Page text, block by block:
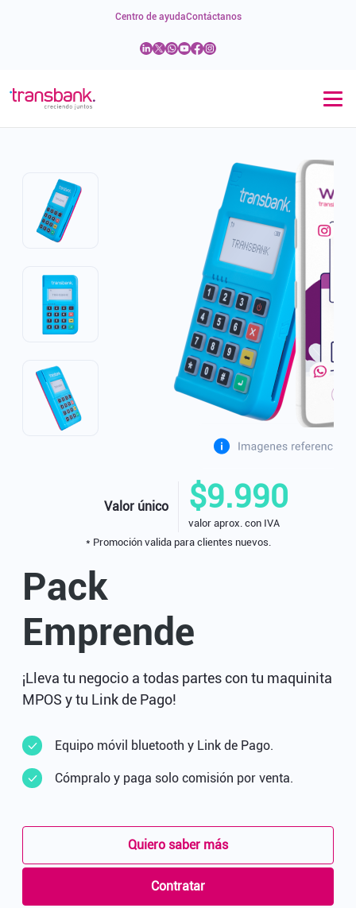
Centro de ayudaContáctanos
Valor único $9.990
valor aprox. con IVA
* Promoción valida para clientes nuevos.
Pack
Emprende
¡Lleva tu negocio a todas partes con tu maquinita
MPOS y tu Link de Pago!
Equipo móvil bluetooth y Link de Pago.
Cómpralo y paga solo comisión por venta.
Quiero saber más
Contratar